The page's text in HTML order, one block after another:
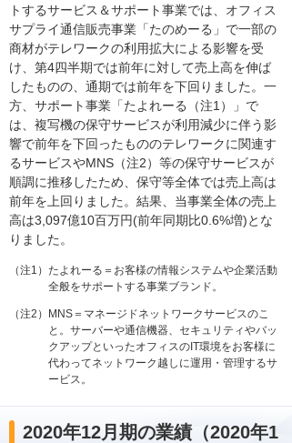
トするサービス＆サポート事業では、オフィス
サプライ通信販売事業「たのめーる」で一部の
商材がテレワークの利用拡大による影響を受
け、第4四半期では前年に対して売上高を伸ば
したものの、通期では前年を下回りました。一
方、サポート事業「たよれーる（注1）」で
は、複写機の保守サービスが利用減少に伴う影
響で前年を下回ったもののテレワークに関連す
るサービスやMNS（注2）等の保守サービスが
順調に推移したため、保守等全体では売上高は
前年を上回りました。結果、当事業全体の売上
高は3,097億10百万円(前年同期比0.6%増)とな
りました。
（注1）たよれーる＝お客様の情報システムや企業活動
全般をサポートする事業ブランド。
（注2）MNS＝マネージドネットワークサービスのこ
と。サーバーや通信機器、セキュリティやバッ
クアップといったオフィスのIT環境をお客様に
代わってネットワーク越しに運用・管理するサ
ービス。
2020年12月期の業績（2020年1